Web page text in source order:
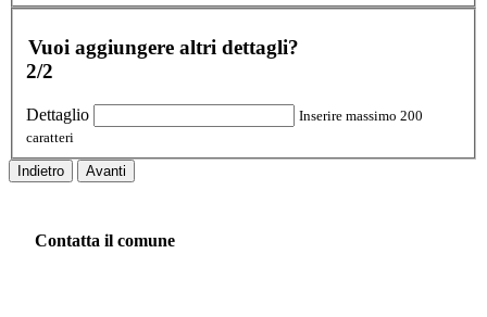
Vuoi aggiungere altri dettagli?
2/2
Dettaglio
Inserire massimo 200
caratteri
Indietro Avanti
Contatta il comune